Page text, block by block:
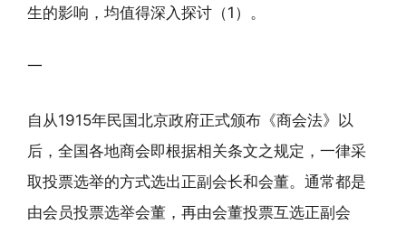
生的影响，均值得深入探讨（1）。
一
自从1915年民国北京政府正式颁布《商会法》以
后，全国各地商会即根据相关条文之规定，一律采
取投票选举的方式选出正副会长和会董。通常都是
由会员投票选举会董，再由会董投票互选正副会